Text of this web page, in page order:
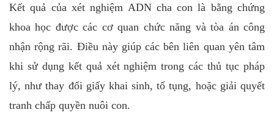
Kết quả của xét nghiệm ADN cha con là bằng chứng
khoa học được các cơ quan chức năng và tòa án công
nhận rộng rãi. Điều này giúp các bên liên quan yên tâm
khi sử dụng kết quả xét nghiệm trong các thủ tục pháp
lý, như thay đổi giấy khai sinh, tố tụng, hoặc giải quyết
tranh chấp quyền nuôi con.